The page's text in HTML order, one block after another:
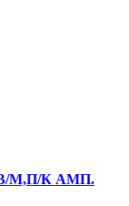
М,П/К АМП.